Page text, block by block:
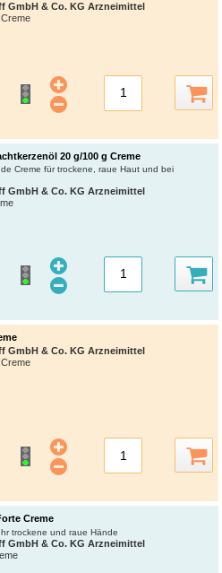
GmbH & Co. KG Arzneimittel
20 g/100 g Creme
Creme für trockene, raue Haut und bei
GmbH & Co. KG Arzneimittel
GmbH & Co. KG Arzneimittel
Creme
trockene und raue Hände
GmbH & Co. KG Arzneimittel